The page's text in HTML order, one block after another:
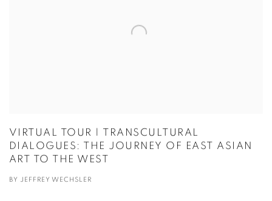
VIRTUAL TOUR | TRANSCULTURAL
DIALOGUES: THE JOURNEY OF EAST ASIAN
ART TO THE WEST
BY JEFFREY WECHSLER